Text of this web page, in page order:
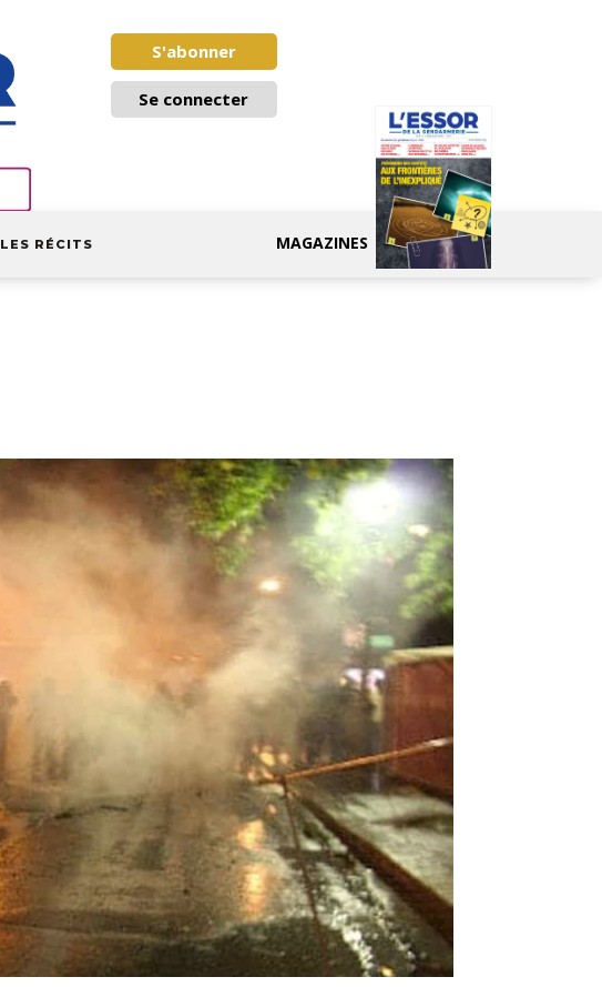
S'abonner
Se connecter
LES RÉCITS MAGAZINES